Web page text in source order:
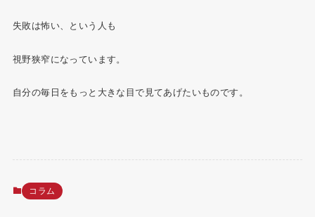
失敗は怖い、という人も
視野狭窄になっています。
自分の毎日をもっと大きな目で見てあげたいものです。
コラム